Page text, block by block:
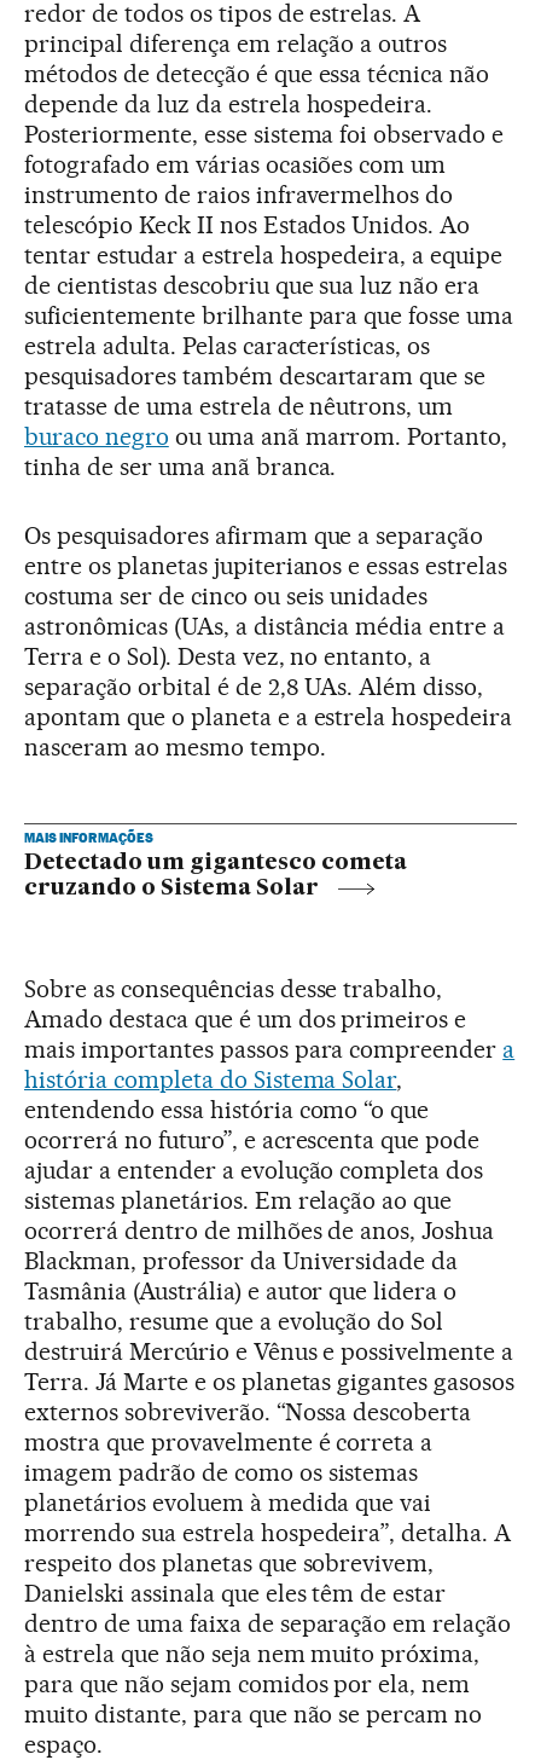
redor de todos os tipos de estrelas. A
principal diferença em relação a outros
métodos de detecção é que essa técnica não
depende da luz da estrela hospedeira.
Posteriormente, esse sistema foi observado e
fotografado em várias ocasiões com um
instrumento de raios infravermelhos do
telescópio Keck II nos Estados Unidos. Ao
tentar estudar a estrela hospedeira, a equipe
de cientistas descobriu que sua luz não era
suficientemente brilhante para que fosse uma
estrela adulta. Pelas características, os
pesquisadores também descartaram que se
tratasse de uma estrela de nêutrons, um
buraco negro ou uma anã marrom. Portanto,
tinha de ser uma anã branca.
Os pesquisadores afirmam que a separação
entre os planetas jupiterianos e essas estrelas
costuma ser de cinco ou seis unidades
astronômicas (UAs, a distância média entre a
Terra e o Sol). Desta vez, no entanto, a
separação orbital é de 2,8 UAs. Além disso,
apontam que o planeta e a estrela hospedeira
nasceram ao mesmo tempo.
MAIS INFORMAÇÕES
Detectado um gigantesco cometa
cruzando o Sistema Solar
Sobre as consequências desse trabalho,
Amado destaca que é um dos primeiros e
mais importantes passos para compreender a
história completa do Sistema Solar,
entendendo essa história como “o que
ocorrerá no futuro”, e acrescenta que pode
ajudar a entender a evolução completa dos
sistemas planetários. Em relação ao que
ocorrerá dentro de milhões de anos, Joshua
Blackman, professor da Universidade da
Tasmânia (Austrália) e autor que lidera o
trabalho, resume que a evolução do Sol
destruirá Mercúrio e Vênus e possivelmente a
Terra. Já Marte e os planetas gigantes gasosos
externos sobreviverão. “Nossa descoberta
mostra que provavelmente é correta a
imagem padrão de como os sistemas
planetários evoluem à medida que vai
morrendo sua estrela hospedeira”, detalha. A
respeito dos planetas que sobrevivem,
Danielski assinala que eles têm de estar
dentro de uma faixa de separação em relação
à estrela que não seja nem muito próxima,
para que não sejam comidos por ela, nem
muito distante, para que não se percam no
espaço.